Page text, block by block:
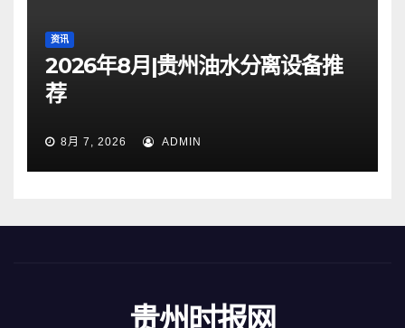
资讯
2026年8月|贵州油水分离设备推
荐
8月 7, 2026 ADMIN
贵州时报网